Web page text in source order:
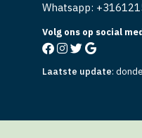
Whatsapp: +
Volg ons op social
Laatste update: